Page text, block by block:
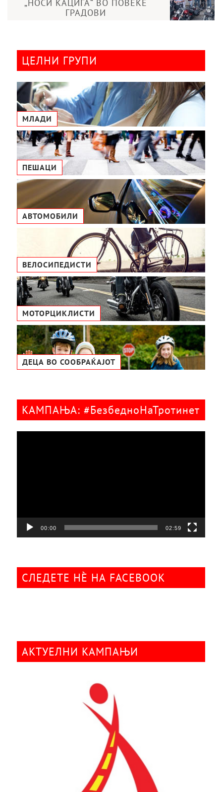
„НОСИ КАЦИГА“ ВО ПОВЕЌЕ
ГРАДОВИ
ЦЕЛНИ ГРУПИ
МЛАДИ
ПЕШАЦИ
АВТОМОБИЛИ
ВЕЛОСИПЕДИСТИ
МОТОРЦИКЛИСТИ
ДЕЦА ВО СООБРАЌАЈОТ
КАМПАЊА: #БезбедноНаТротинет
00:00 02:59
СЛЕДЕТЕ НÈ НА FACEBOOK
АКТУЕЛНИ КАМПАЊИ